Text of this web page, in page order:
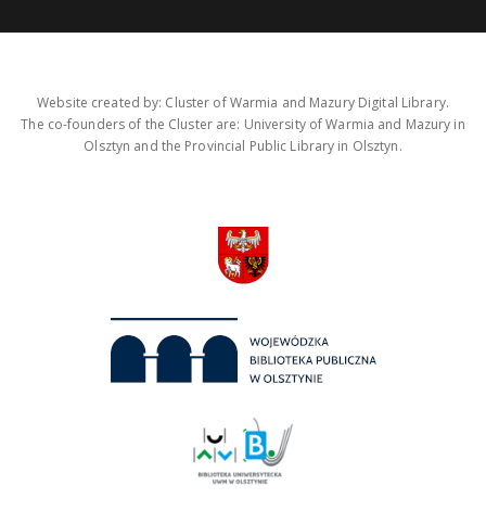
Website created by: Cluster of Warmia and Mazury Digital Library.
The co-founders of the Cluster are: University of Warmia and Mazury in
Olsztyn and the Provincial Public Library in Olsztyn.